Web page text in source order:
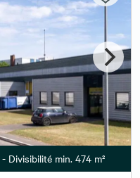
- Divisibilité min. 474 m²